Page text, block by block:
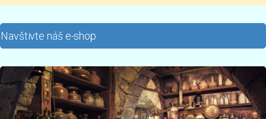
Navštivte náš e-shop